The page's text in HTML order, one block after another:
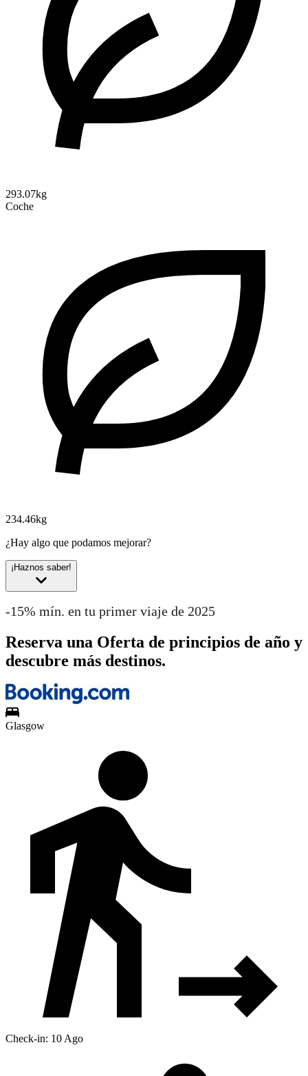
293.07kg
Coche
234.46kg
¿Hay algo que podamos mejorar?
¡Haznos saber!
-15% mín. en tu primer viaje de 2025
Reserva una Oferta de principios de año y
descubre más destinos.
Glasgow
Check-in: 10 Ago